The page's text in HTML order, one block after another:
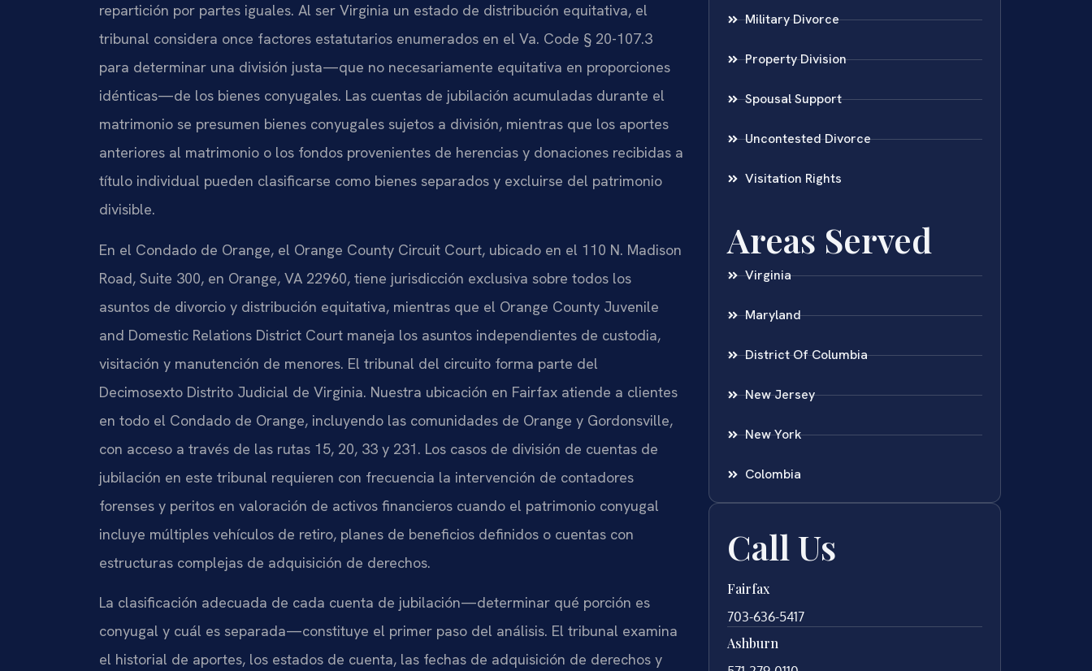
repartición por partes iguales. Al ser Virginia un estado de distribución equitativa, el
tribunal considera once factores estatutarios enumerados en el Va. Code § 20-107.3
para determinar una división justa—que no necesariamente equitativa en proporciones
idénticas—de los bienes conyugales. Las cuentas de jubilación acumuladas durante el
matrimonio se presumen bienes conyugales sujetos a división, mientras que los aportes
anteriores al matrimonio o los fondos provenientes de herencias y donaciones recibidas a
título individual pueden clasificarse como bienes separados y excluirse del patrimonio
divisible.
En el Condado de Orange, el Orange County Circuit Court, ubicado en el 110 N. Madison
Road, Suite 300, en Orange, VA 22960, tiene jurisdicción exclusiva sobre todos los
asuntos de divorcio y distribución equitativa, mientras que el Orange County Juvenile
and Domestic Relations District Court maneja los asuntos independientes de custodia,
visitación y manutención de menores. El tribunal del circuito forma parte del
Decimosexto Distrito Judicial de Virginia. Nuestra ubicación en Fairfax atiende a clientes
en todo el Condado de Orange, incluyendo las comunidades de Orange y Gordonsville,
con acceso a través de las rutas 15, 20, 33 y 231. Los casos de división de cuentas de
jubilación en este tribunal requieren con frecuencia la intervención de contadores
forenses y peritos en valoración de activos financieros cuando el patrimonio conyugal
incluye múltiples vehículos de retiro, planes de beneficios definidos o cuentas con
estructuras complejas de adquisición de derechos.
La clasificación adecuada de cada cuenta de jubilación—determinar qué porción es
conyugal y cuál es separada—constituye el primer paso del análisis. El tribunal examina
el historial de aportes, los estados de cuenta, las fechas de adquisición de derechos y
Military Divorce
Property Division
Spousal Support
Uncontested Divorce
Visitation Rights
Areas Served
Virginia
Maryland
District Of Columbia
New Jersey
New York
Colombia
Call Us
Fairfax
703-636-5417
Ashburn